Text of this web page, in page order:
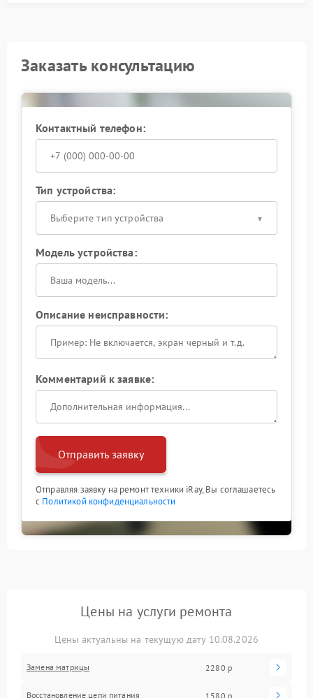
Заказать консультацию
Контактный телефон:
Тип устройства:
Выберите тип устройства
Модель устройства:
Описание неисправности:
Комментарий к заявке:
Отправить заявку
Отправляя заявку на ремонт техники iRay, Вы соглашаетесь
с Политикой конфиденциальности
Цены на услуги ремонта
Цены актуальны на текущую дату 10.08.2026
Замена матрицы 2280 р
Восстановление цепи питания 1580 р